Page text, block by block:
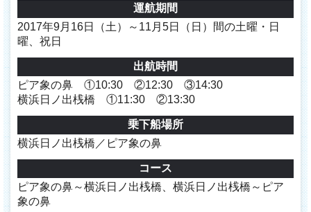
運航期間
2017年9月16日（土）～11月5日（日）間の土曜・日
曜、祝日
出航時間
ピア象の鼻 ①10:30 ②12:30 ③14:30
横浜日ノ出桟橋 ①11:30 ②13:30
乗下船場所
横浜日ノ出桟橋／ピア象の鼻
コース
ピア象の鼻～横浜日ノ出桟橋、横浜日ノ出桟橋～ピア
象の鼻